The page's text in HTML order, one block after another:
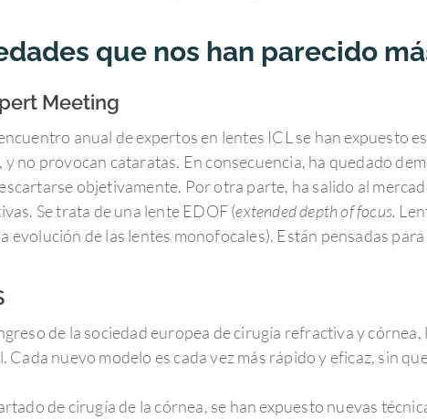
que nos han parecido
Meeting
anual de expertos en lentes ICL se han expuesto
y no provocan cataratas. En consecuencia, ha quedado
objetivamente. Por otra parte, ha salido al
Se trata de una lente EDOF (extended depth of focus.
evolución de las lentes monofocales). Están pensadas
de la sociedad europea de cirugía refractiva y
Cada nuevo modelo es cada vez más rápido y eficaz, sin
de cirugía de la córnea, se han expuesto nuevas